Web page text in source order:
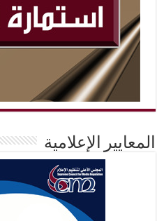
المعايير الإعلامية